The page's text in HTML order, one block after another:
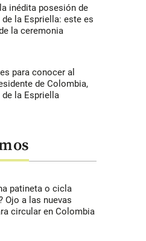
inédita posesión de
la Espriella: este es
la ceremonia
para conocer al
de Colombia,
la Espriella
patineta o cicla
Ojo a las nuevas
circular en Colombia